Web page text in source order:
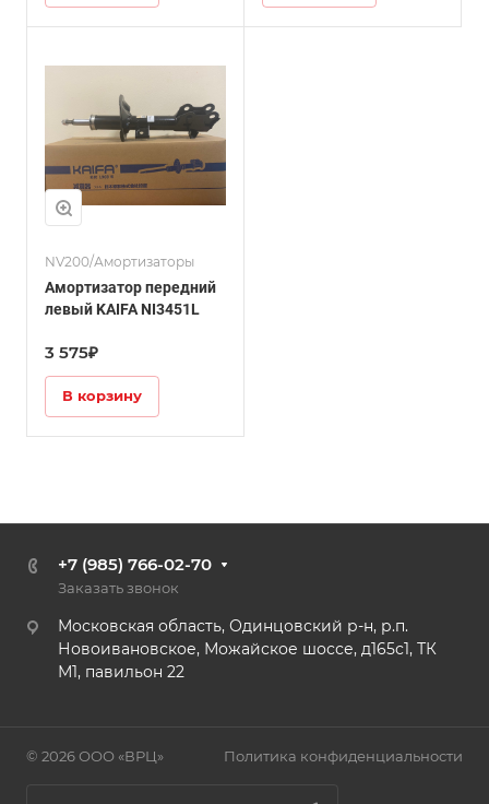
NV200/Амортизаторы
Амортизатор передний
левый KAIFA NI3451L
3 575₽
В корзину
+7 (985) 766-02-70
Заказать звонок
Московская область, Одинцовский р-н, р.п.
Новоивановское, Можайское шоссе, д165с1, ТК
М1, павильон 22
© 2026 ООО «ВРЦ» Политика конфиденциальности